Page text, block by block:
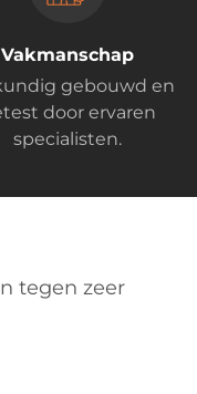
Vakmanschap
gebouwd en
door ervaren
specialisten.
tegen zeer